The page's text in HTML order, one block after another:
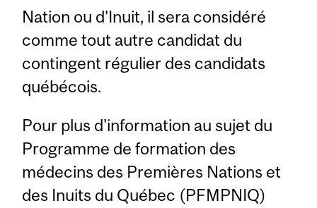
Nation ou d'Inuit, il sera considéré
comme tout autre candidat du
contingent régulier des candidats
québécois.
Pour plus d'information au sujet du
Programme de formation des
médecins des Premières Nations et
des Inuits du Québec (PFMPNIQ)